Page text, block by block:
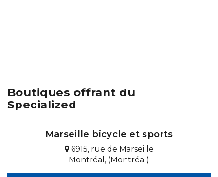
Boutiques offrant du
Specialized
Marseille bicycle et sports
6915, rue de Marseille
Montréal, (Montréal)